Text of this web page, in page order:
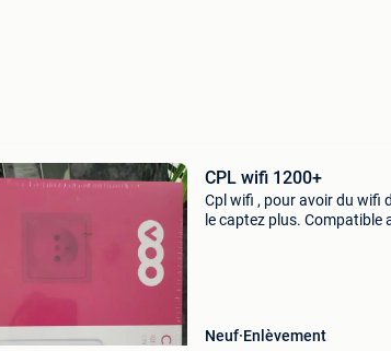
CPL wifi 1200+
Cpl wifi , pour avoir du wifi
le captez plus. Compatible
Neuf Enlèvement